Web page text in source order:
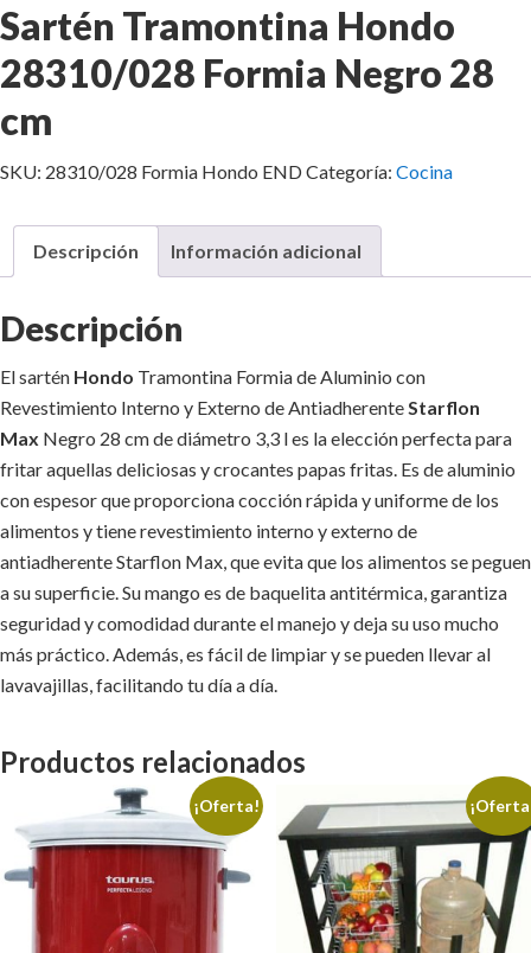
Sartén Tramontina Hondo
28310/028 Formia Negro 28
cm
SKU: 28310/028 Formia Hondo ENDCategoría: Cocina
Descripción Información adicional
Descripción
El sartén Hondo Tramontina Formia de Aluminio con
Revestimiento Interno y Externo de Antiadherente Starflon
Max Negro 28 cm de diámetro 3,3 l es la elección perfecta para
fritar aquellas deliciosas y crocantes papas fritas. Es de aluminio
con espesor que proporciona cocción rápida y uniforme de los
alimentos y tiene revestimiento interno y externo de
antiadherente Starflon Max, que evita que los alimentos se peguen
a su superficie. Su mango es de baquelita antitérmica, garantiza
seguridad y comodidad durante el manejo y deja su uso mucho
más práctico. Además, es fácil de limpiar y se pueden llevar al
lavavajillas, facilitando tu día a día.
Productos relacionados
¡Oferta!